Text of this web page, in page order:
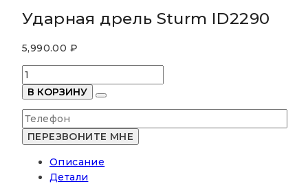
Ударная дрель Sturm ID2290
5,990.00 ₽
Количество
товара
Ударная
дрель
Sturm
ID2290
В КОРЗИНУ
Описание
Детали